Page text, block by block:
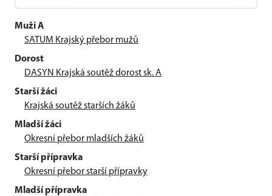
Muži A
SATUM Krajský přebor mužů
Dorost
DASYN Krajská soutěž dorost sk. A
Starší žáci
Krajská soutěž starších žáků
Mladší žáci
Okresní přebor mladších žáků
Starší přípravka
Okresní přebor starší přípravky
Mladší přípravka